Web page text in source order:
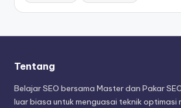
Tentang
Belajar SEO bersama Master dan Pakar
luar biasa untuk menguasai teknik optimasi